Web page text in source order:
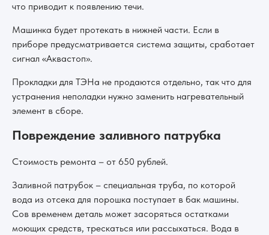
что приводит к появлению течи.
Машинка будет протекать в нижней части. Если в
приборе предусматривается система защиты, сработает
сигнал «Аквастоп».
Прокладки для ТЭНа не продаются отдельно, так что для
устранения неполадки нужно заменить нагревательный
элемент в сборе.
Повреждение заливного патрубка
Стоимость ремонта – от 650 рублей.
Заливной патрубок – специальная труба, по которой
вода из отсека для порошка поступает в бак машины.
Сов временем деталь может засоряться остатками
моющих средств, трескаться или рассыхаться. Вода в